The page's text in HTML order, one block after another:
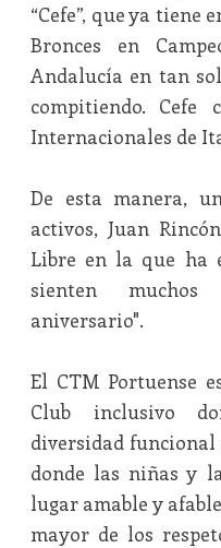
“Cefe”, que ya tiene
Bronces en
Andalucía en tan
compitiendo.
Internacionales de
De esta manera,
activos, Juan
Libre en la que ha
sienten
aniversario".
El CTM Portuense
Club inclusivo
diversidad
donde las niñas y
lugar amable y
mayor de los